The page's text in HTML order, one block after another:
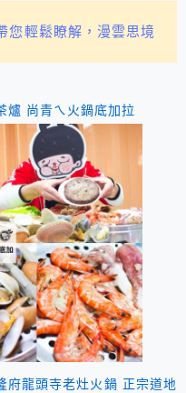
您輕鬆瞭解，漫雲思境
爐 尚青ㄟ火鍋底加拉
府龍頭寺老灶火鍋 正宗道地